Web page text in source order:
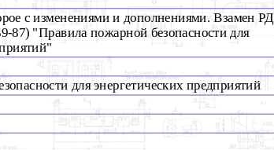
с изменениями и дополнениями. Взамен РД
87) "Правила пожарной безопасности для
для энергетических предприятий